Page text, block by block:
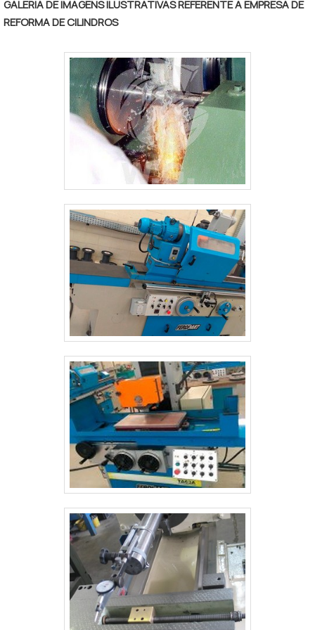
experiência no mercado. A empresa atua em
sede própria, com uma área fabril de 2000m²,
administração, além de um competente
núcleo de engenharia. .
GALERIA DE IMAGENS ILUSTRATIVAS REFERENTE A EMPRESA DE
REFORMA DE CILINDROS